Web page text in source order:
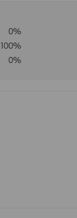
0%
100%
0%